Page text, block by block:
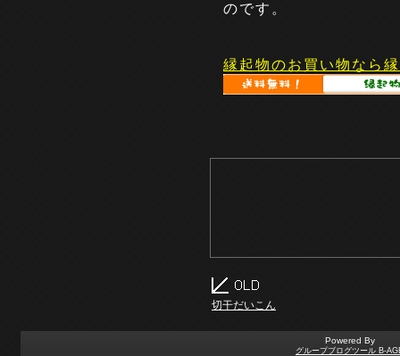
のです。
縁起物のお買い物なら
切干だいこん
Powered By
グループブログツール B-